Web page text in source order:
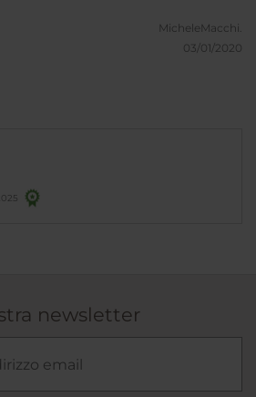
MicheleMacchi.
03/01/2020
newsletter